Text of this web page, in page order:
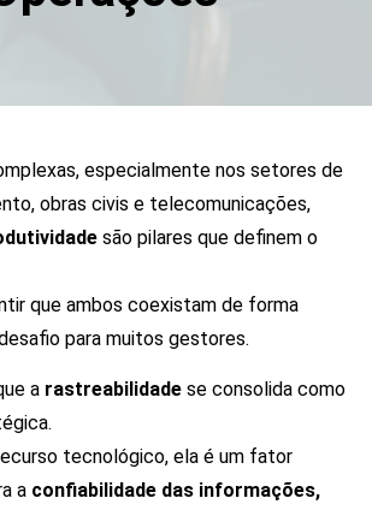
especialmente nos setores de
obras civis e telecomunicações,
são pilares que definem o
que ambos coexistam de forma
para muitos gestores.
a rastreabilidade se consolida como
tecnológico, ela é um fator
a confiabilidade das informações,